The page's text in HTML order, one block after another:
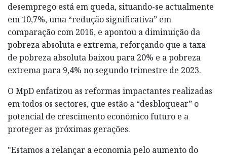
desemprego está em queda, situando-se actualmente
em 10,7%, uma “redução significativa” em
comparação com 2016, e apontou a diminuição da
pobreza absoluta e extrema, reforçando que a taxa
de pobreza absoluta baixou para 20% e a pobreza
extrema para 9,4% no segundo trimestre de 2023.
O MpD enfatizou as reformas impactantes realizadas
em todos os sectores, que estão a “desbloquear” o
potencial de crescimento económico futuro e a
proteger as próximas gerações.
"Estamos a relançar a economia pelo aumento do